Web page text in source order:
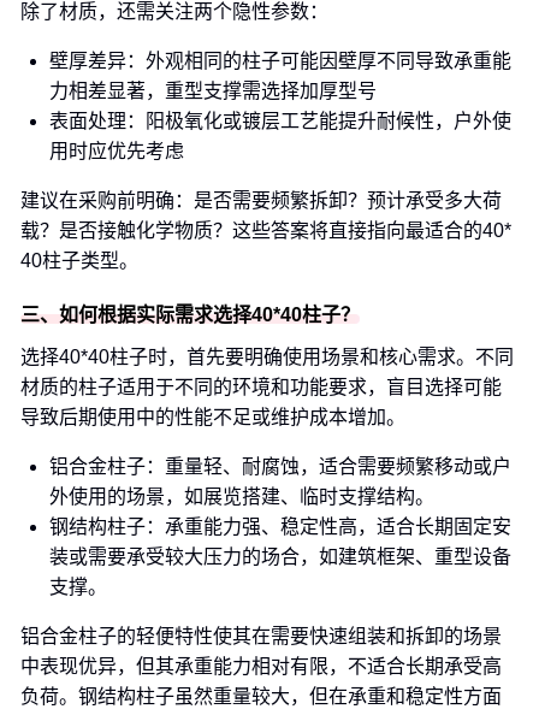
除了材质，还需关注两个隐性参数：
壁厚差异：外观相同的柱子可能因壁厚不同导致承重能
力相差显著，重型支撑需选择加厚型号
表面处理：阳极氧化或镀层工艺能提升耐候性，户外使
用时应优先考虑
建议在采购前明确：是否需要频繁拆卸？预计承受多大荷
载？是否接触化学物质？这些答案将直接指向最适合的40*
40柱子类型。
三、如何根据实际需求选择40*40柱子？
选择40*40柱子时，首先要明确使用场景和核心需求。不同
材质的柱子适用于不同的环境和功能要求，盲目选择可能
导致后期使用中的性能不足或维护成本增加。
铝合金柱子：重量轻、耐腐蚀，适合需要频繁移动或户
外使用的场景，如展览搭建、临时支撑结构。
钢结构柱子：承重能力强、稳定性高，适合长期固定安
装或需要承受较大压力的场合，如建筑框架、重型设备
支撑。
铝合金柱子的轻便特性使其在需要快速组装和拆卸的场景
中表现优异，但其承重能力相对有限，不适合长期承受高
负荷。钢结构柱子虽然重量较大，但在承重和稳定性方面